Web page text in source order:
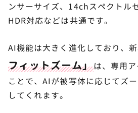
ンサーサイズ、14chスペクトル
HDR対応などは共通です。
AI機能は大きく進化しており、
フィットズーム」は、専用
ことで、AIが被写体に応じてズ
してくれます。